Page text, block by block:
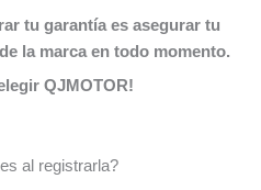
tu garantía es asegurar tu
la marca en todo momento.
QJMOTOR!
al registrarla?